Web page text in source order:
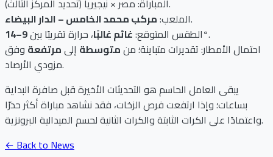
الملعب:مركب محمد الخامس – الدار البيضاء
.
الطقس المتوقع:غائم غالبًا، حرارة تقريبًا بين 9–14°.
احتمال الأمطار: تقديرات متباينة؛ منمتوسطة إلىمرتفعة وفق
مزودي الأرصاد.
يبقى العامل الحاسم هو التحديثات الأخيرة قبل صافرة البداية
بساعات؛ وإذا ارتفعت فرص الزخات، فقد نشاهد مباراة أكثر حذرًا
واعتمادًا على الكرات الثابتة والكرات الثانية لحسم الميدالية البرونزية.
← Back to News